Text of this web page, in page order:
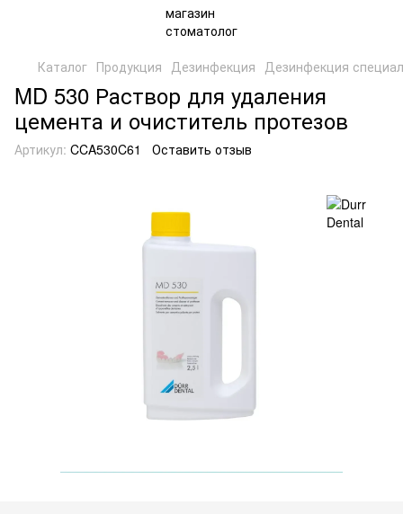
Каталог Продукция Дезинфекция Дезинфекция
MD 530 Раствор для удаления
цемента и очиститель протезов
Артикул: CCA530C61 Оставить отзыв